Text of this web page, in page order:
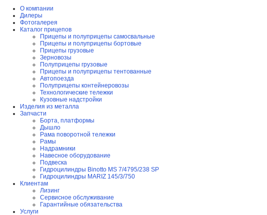
О компании
Дилеры
Фотогалерея
Каталог прицепов
Прицепы и полуприцепы самосвальные
Прицепы и полуприцепы бортовые
Прицепы грузовые
Зерновозы
Полуприцепы грузовые
Прицепы и полуприцепы тентованные
Автопоезда
Полуприцепы контейнеровозы
Технологические тележки
Кузовные надстройки
Изделия из металла
Запчасти
Борта, платформы
Дышло
Рама поворотной тележки
Рамы
Надрамники
Навесное оборудование
Подвеска
Гидроцилиндры Binotto MS 7/4795/238 SP
Гидроцилиндры MARIZ 145/3/750
Клиентам
Лизинг
Сервисное обслуживание
Гарантийные обязательства
Услуги